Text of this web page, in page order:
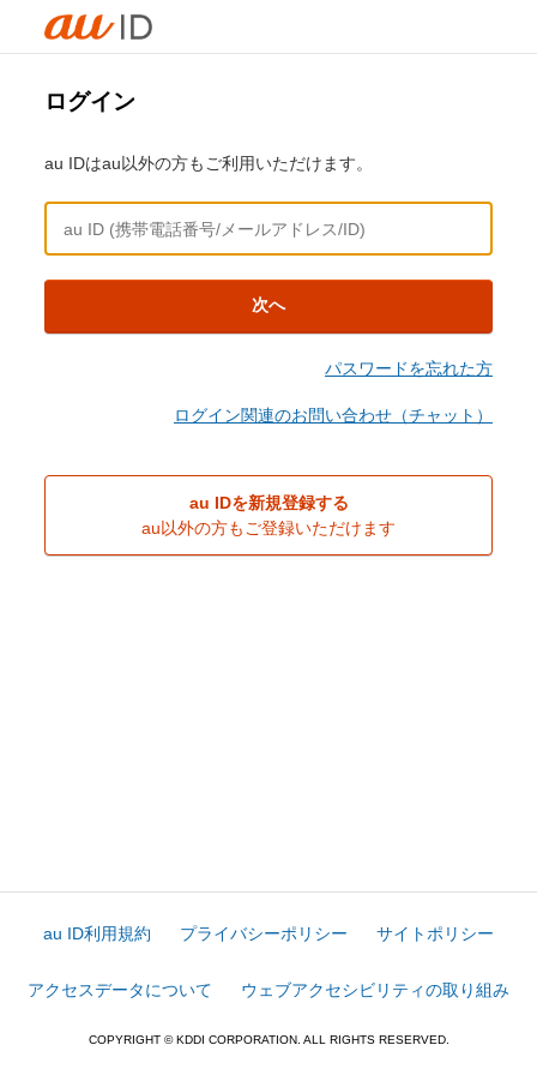
ログイン
au IDはau以外の方もご利用いただけます。
次へ
パスワードを忘れた方
ログイン関連のお問い合わせ（チャット）
au IDを新規登録する
au以外の方もご登録いただけます
au ID利用規約 プライバシーポリシー サイトポリシー
アクセスデータについて ウェブアクセシビリティの取り組み
COPYRIGHT © KDDI CORPORATION. ALL RIGHTS RESERVED.